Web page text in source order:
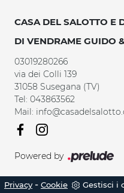
CASA DEL SALOTTO E
DI VENDRAME GUIDO
03019280266
via dei Colli 139
31058 Susegana (TV)
Tel: 043863562
Mail:
Powered by
Privacy - Cookie Gestisci i